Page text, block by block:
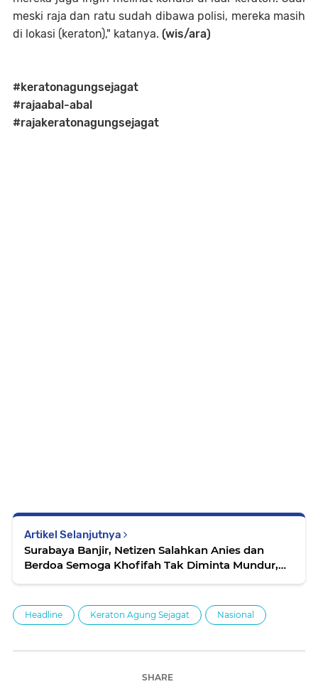
meski raja dan ratu sudah dibawa polisi, mereka masih
di lokasi (keraton)," katanya. (wis/ara)
#keratonagungsejagat
#rajaabal-abal
#rajakeratonagungsejagat
Artikel Selanjutnya
Surabaya Banjir, Netizen Salahkan Anies dan
Berdoa Semoga Khofifah Tak Diminta Mundur,
Headline Keraton Agung Sejagat Nasional
SHARE